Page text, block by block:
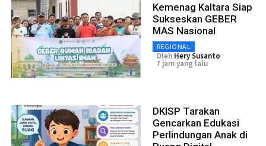
Kemenag Kaltara Siap
Sukseskan GEBER
MAS Nasional
REGIONAL
Oleh Hery Susanto
7 jam yang lalu
DKISP Tarakan
Gencarkan Edukasi
Perlindungan Anak di